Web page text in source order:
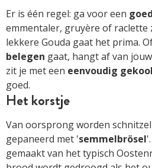
Er is één regel: ga voor een
emmentaler, gruyère of raclette
lekkere Gouda gaat het prima.
belegen gaat, hangt af van
zit je met een eenvoudig
goed.
Het korstje
Van oorsprong worden
gepaneerd met 'semmelbrösel
gemaakt van het typisch